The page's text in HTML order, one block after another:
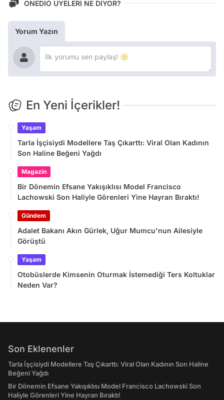
ONEDİO ÜYELERİ NE DİYOR?
Yorum Yazın
En Yeni İçerikler!
Yaşam
Tarla İşçisiydi Modellere Taş Çıkarttı: Viral Olan Kadının
Son Haline Beğeni Yağdı
Magazin
Bir Dönemin Efsane Yakışıklısı Model Francisco
Lachowski Son Haliyle Görenleri Yine Hayran Bıraktı!
Gündem
Adalet Bakanı Akın Gürlek, Uğur Mumcu'nun Ailesiyle
Görüştü
Yaşam
Otobüslerde Kimsenin Oturmak İstemediği Ters Koltuklar
Neden Var?
Son Eklenenler
Tarla İşçisiydi Modellere Taş Çıkarttı: Viral Olan Kadının Son Haline
Beğeni Yağdı
Bir Dönemin Efsane Yakışıklısı Model Francisco Lachowski Son
Haliyle Görenleri Yine Hayran Bıraktı!